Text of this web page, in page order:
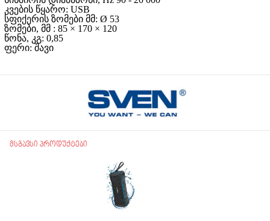
კვების წყარო: USB
სფიქერის ზომები მმ: Ø 53
ზომები, მმ : 85 × 170 × 120
წონა, კგ: 0,85
ფერი: შავი
მსგავსი პროდუქტები